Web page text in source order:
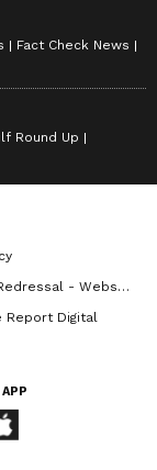
Fact Check News
Round Up
- Website
Report Digital